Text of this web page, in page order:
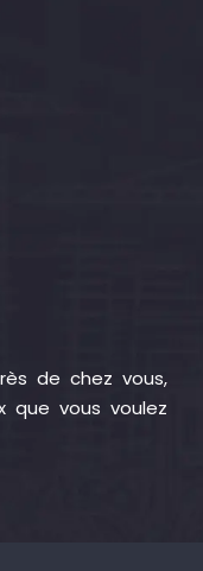
de chez vous,
que vous voulez